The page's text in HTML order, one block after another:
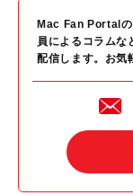
Mac Fan Portalの
員によるコラムな
配信します。お気